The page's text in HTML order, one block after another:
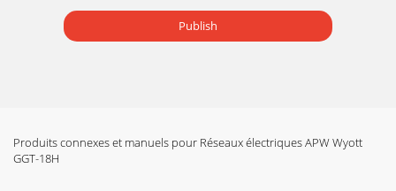
CALIBRATION PROCEDURE FOR GGT GRIDDLESLocate the
reading positions Make sure the griddle surface is clean.
Grease or food particles on the griddle wil
Publish
Produits connexes et manuels pour Réseaux électriques APW Wyott
GGT-18H